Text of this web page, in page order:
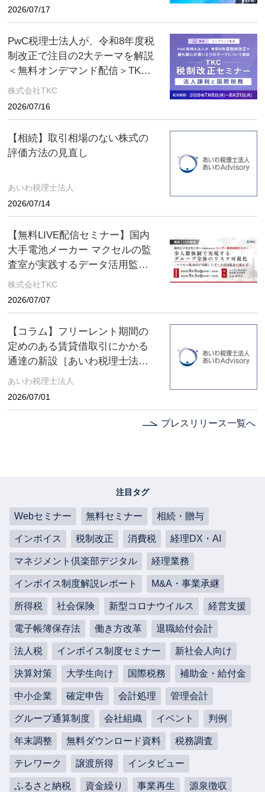
2026/07/17
PwC税理士法人が、令和8年度税
制改正で注目の2大テーマを解説
＜無料オンデマンド配信＞TKC
税制改正セミナー 2026年8月31
株式会社TKC
2026/07/16
【相続】取引相場のない株式の
評価方法の見直し
あいわ税理士法人
2026/07/14
【無料LIVE配信セミナー】国内
大手電池メーカー マクセルの監
査室が実践するデータ活用監査
とは ～８月６日(木)、９月２日
株式会社TKC
2026/07/07
【コラム】フリーレント期間の
定めのある賃貸借取引にかかる
通達の新設［あいわ税理士法人
コラム］
あいわ税理士法人
2026/07/01
プレスリリース一覧へ
注目タグ
Webセミナー 無料セミナー 相続・贈与
インボイス 税制改正 消費税 経理DX・AI
マネジメント倶楽部デジタル 経理業務
インボイス制度解説レポート M&A・事業承継
所得税 社会保険 新型コロナウイルス 経営支援
電子帳簿保存法 働き方改革 退職給付会計
法人税 インボイス制度セミナー 新社会人向け
決算対策 大学生向け 国際税務 補助金・給付金
中小企業 確定申告 会計処理 管理会計
グループ通算制度 会社組織 イベント 判例
年末調整 無料ダウンロード資料 税務調査
テレワーク 譲渡所得 インタビュー
ふるさと納税 資金繰り 事業再生 源泉徴収